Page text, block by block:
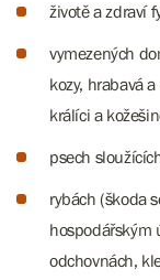
životě a zdraví
vymezených
kozy, hrabavá
králíci a
psech
rybách (škoda
hospodářským
odchovnách,